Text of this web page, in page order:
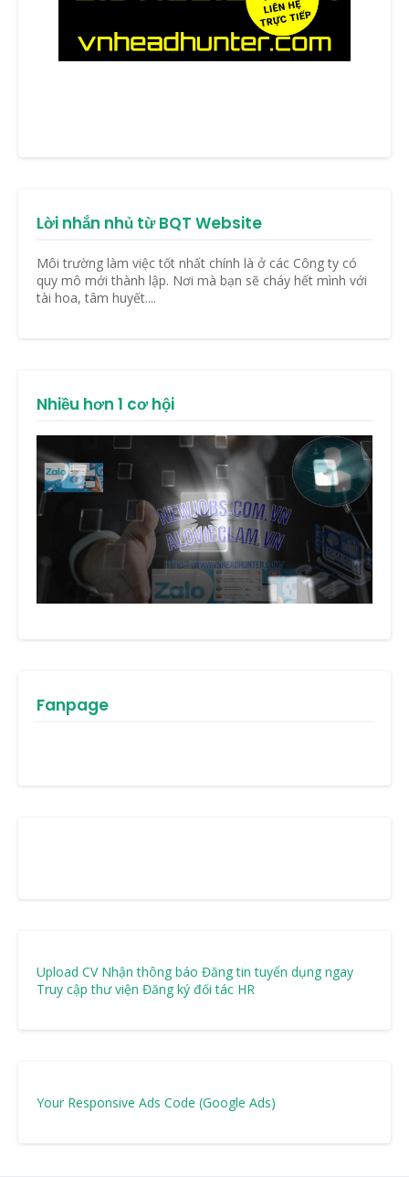
Lời nhắn nhủ từ BQT Website
Môi trường làm việc tốt nhất chính là ở các Công ty có
quy mô mới thành lập. Nơi mà bạn sẽ cháy hết mình với
tài hoa, tâm huyết....
Nhiều hơn 1 cơ hội
Fanpage
Upload CV Nhận thông báo Đăng tin tuyển dụng ngay
Truy cập thư viện Đăng ký đối tác HR
Your Responsive Ads Code (Google Ads)